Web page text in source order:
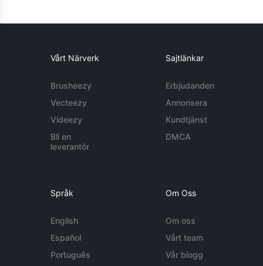
Vårt Närverk
Brusheezy
Vecteezy
Videezy
Bli en
leverantör
Sajtlänkar
Erbjudanden
Annonsera
Kundtjänst
DMCA
Språk
English
Español
Português
Om Oss
Om oss
Vårt team
Vår blogg